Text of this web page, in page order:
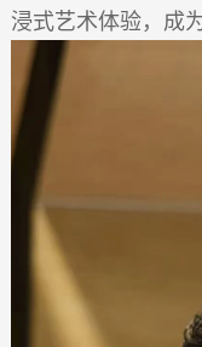
浸式艺术体验，成